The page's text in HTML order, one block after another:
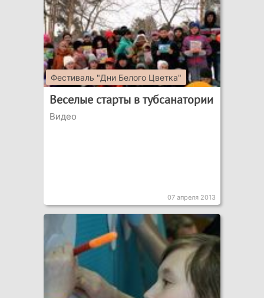
Фестиваль "Дни Белого Цветка"
Веселые старты в тубсанатории
Видео
07 апреля 2013